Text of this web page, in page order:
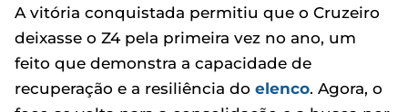
A vitória conquistada permitiu que o Cruzeiro
deixasse o Z4 pela primeira vez no ano, um
feito que demonstra a capacidade de
recuperação e a resiliência do elenco. Agora, o